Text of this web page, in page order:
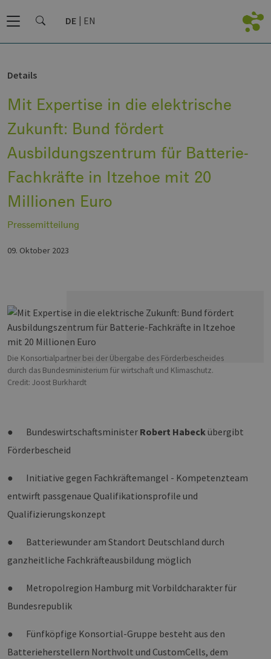
DE EN
Details
Mit Expertise in die elektrische
Zukunft: Bund fördert
Ausbildungszentrum für Batterie-
Fachkräfte in Itzehoe mit 20
Millionen Euro
Pressemitteilung
Die Konsortialpartner bei der Übergabe des Förderbescheides
durch das Bundesministerium für wirtschaft und Klimaschutz.
Credit: Joost Burkhardt
● Bundeswirtschaftsminister Robert Habeckübergibt
Förderbescheid
● Initiative gegen Fachkräftemangel - Kompetenzteam
entwirft passgenaue Qualifikationsprofile und
Qualifizierungskonzept
● Batteriewunder am Standort Deutschland durch
ganzheitliche Fachkräfteausbildung möglich
● Metropolregion Hamburg mit Vorbildcharakter für
Bundesrepublik
● Fünfköpfige Konsortial-Gruppe besteht aus den
Batterieherstellern Northvolt und CustomCells, dem
09. Oktober 2023